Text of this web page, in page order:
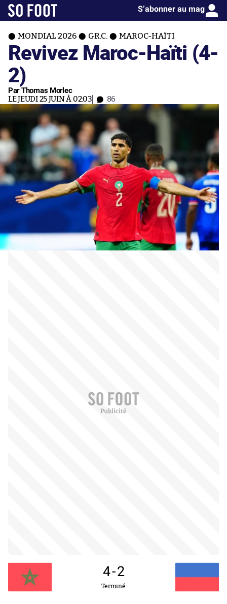
S’abonner au mag
MONDIAL 2026 GR.C. MAROC-HAÏTI
Revivez Maroc-Haïti (4-
2)
Par Thomas Morlec
LE JEUDI 25 JUIN À 02:03 86
4-2
Terminé